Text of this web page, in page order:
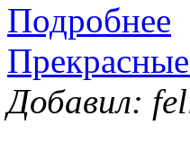
Подробнее
Добавил: